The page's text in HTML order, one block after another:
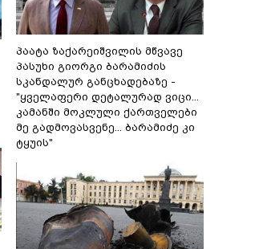
პაატა ზაქარეიშვილის მწვავე
პასუხი გიორგი ბარამიძის
სკანდალურ განცხადებაზე -
"ყველაფერი დეტალურად ვიცი...
კამანში მოკლული ქართველები
მე გადმოვასვენე... ბარამიძე კი
ტყუის"